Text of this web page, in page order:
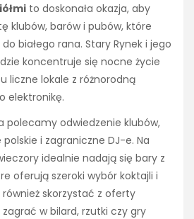
to doskonała okazja, aby
klubów, barów i pubów, które
białego rana. Stary Rynek i jego
koncentruje się nocne życie
liczne lokale z różnorodną
elektronikę.
polecamy odwiedzenie klubów,
i zagraniczne DJ-e. Na
idealnie nadają się bary z
oferują szeroki wybór koktajli i
skorzystać z oferty
w bilard, rzutki czy gry